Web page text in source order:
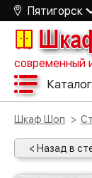
Пятигорск
современный
Каталог
Шкаф Шоп
< Назад в